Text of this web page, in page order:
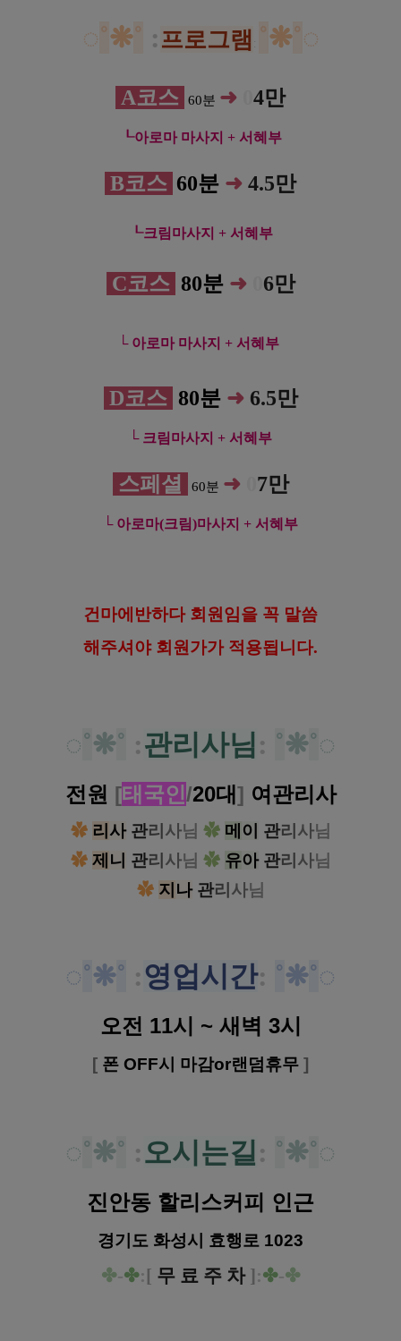
◌ ❋˚ : 프로그램 : ❋˚ ◌
A코스 60분 ➜ 4만
┖아로마 마사지 + 서혜부
B코스 60분 ➜ 4.5만
┖크림마사지 + 서혜부
C코스 80분 ➜ 6만
└ 아로마 마사지 + 서혜부
D코스 80분 ➜ 6.5만
└ 크림마사지 + 서혜부
스페셜 60분 ➜ 7만
└ 아로마(크림)마사지 + 서혜부
건마에반하다 회원임을 꼭 말씀
해 주셔야 회원가가 적용됩니다.
◌˚❋˚ :관리사님 : ˚❋˚◌
전원 [태국인/20대] 여 관리사
✿ 리 사 관리 사님 ✿ 메 이 관리 사님
✿ 제 니 관리 사님 ✿ 유아 관리 사님
✿ 지 나 관리 사님
◌˚❋˚ :영업시간: ˚❋˚◌
오전 11시 ~ 새벽 3시
[ 폰 OFF시 마감or랜덤휴무 ]
◌˚❋˚ :오시는길 : ˚❋˚◌
진안동 할리스커피 인근
경기도 화성시 효행로 1023
✤-✤:[ 무 료 주 차 ]:✤-✤